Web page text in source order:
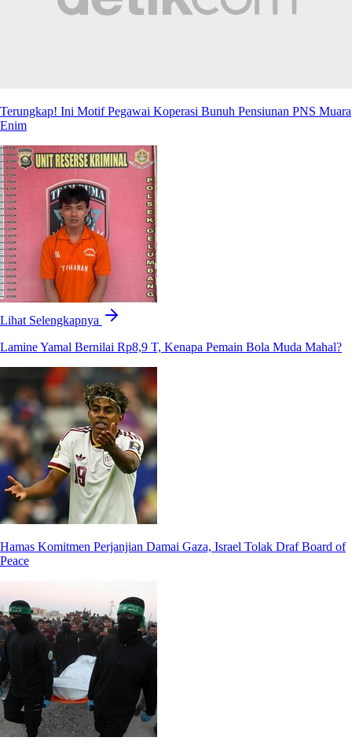
Terungkap! Ini Motif Pegawai Koperasi Bunuh Pensiunan PNS Muara
Enim
Lihat Selengkapnya
Lamine Yamal Bernilai Rp8,9 T, Kenapa Pemain Bola Muda Mahal?
Hamas Komitmen Perjanjian Damai Gaza, Israel Tolak Draf Board of
Peace